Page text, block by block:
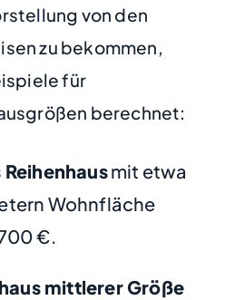
von den
zu bekommen,
für
berechnet:
mit etwa
Wohnfläche
€.
mittlerer Größe